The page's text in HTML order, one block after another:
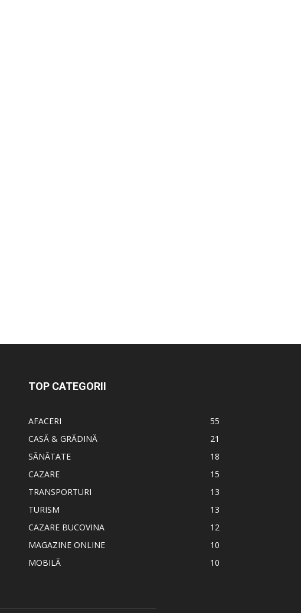
TOP CATEGORII
AFACERI
55
CASĂ & GRĂDINĂ
21
SĂNĂTATE
18
CAZARE
15
TRANSPORTURI
13
TURISM
13
CAZARE BUCOVINA
12
MAGAZINE ONLINE
10
MOBILĂ
10